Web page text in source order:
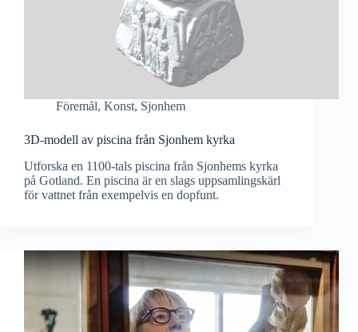
Föremål, Konst, Sjonhem
3D-modell av piscina från Sjonhem kyrka
Utforska en 1100-tals piscina från Sjonhems kyrka
på Gotland. En piscina är en slags uppsamlingskärl
för vattnet från exempelvis en dopfunt.